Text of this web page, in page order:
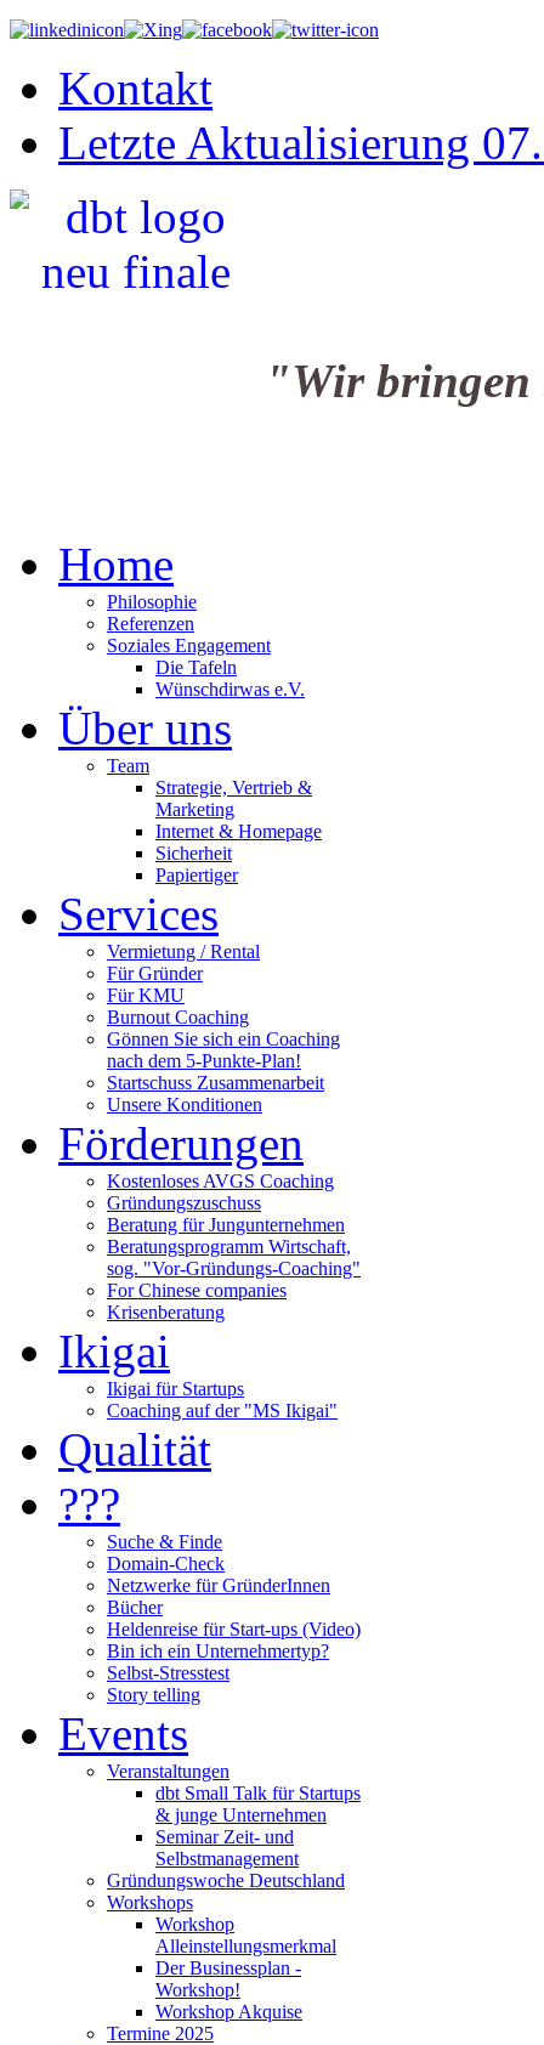
Kontakt
Letzte Aktualisierung
"Wir bringen Sie
Home
Philosophie
Referenzen
Soziales Engagement
Die Tafeln
Wünschdirwas e.V.
Über uns
Team
Strategie, Vertrieb &
Marketing
Internet & Homepage
Sicherheit
Papiertiger
Services
Vermietung / Rental
Für Gründer
Für KMU
Burnout Coaching
Gönnen Sie sich ein Coaching
nach dem 5-Punkte-Plan!
Startschuss Zusammenarbeit
Unsere Konditionen
Förderungen
Kostenloses AVGS Coaching
Gründungszuschuss
Beratung für Jungunternehmen
Beratungsprogramm Wirtschaft,
sog. "Vor-Gründungs-Coaching"
For Chinese companies
Krisenberatung
Ikigai
Ikigai für Startups
Coaching auf der "MS Ikigai"
Qualität
???
Suche & Finde
Domain-Check
Netzwerke für GründerInnen
Bücher
Heldenreise für Start-ups (Video)
Bin ich ein Unternehmertyp?
Selbst-Stresstest
Story telling
Events
Veranstaltungen
dbt Small Talk für Startups
& junge Unternehmen
Seminar Zeit- und
Selbstmanagement
Gründungswoche Deutschland
Workshops
Workshop
Alleinstellungsmerkmal
Der Businessplan -
Workshop!
Workshop Akquise
Termine 2025